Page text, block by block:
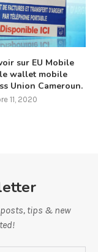
sur EU Mobile
wallet mobile
Union Cameroun.
11, 2020
tips & new